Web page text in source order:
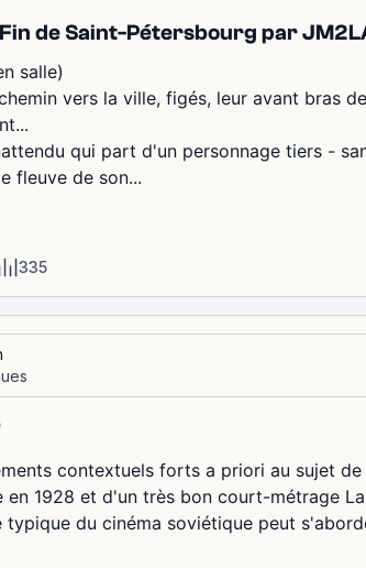
de Saint-Pétersbourg par
salle)
vers la ville, figés, leur avant bras
qui part d'un personnage tiers -
fleuve de son...
335
contextuels forts a priori au sujet
en 1928 et d'un très bon court-métrage
du cinéma soviétique peut